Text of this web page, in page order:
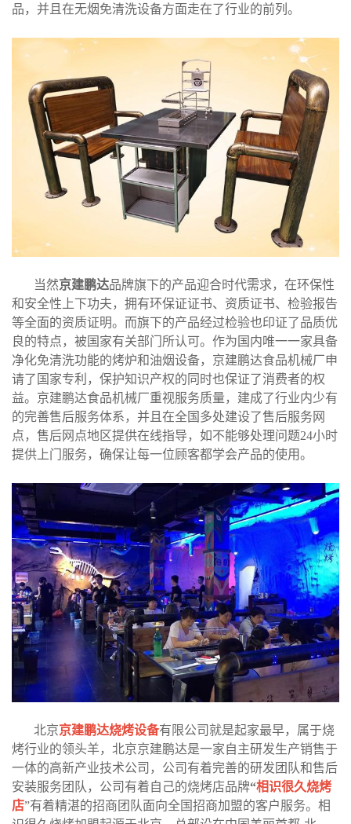
品，并且在无烟免清洗设备方面走在了行业的前列。
当然京建鹏达品牌旗下的产品迎合时代需求，在环保性
和安全性上下功夫，拥有环保证证书、资质证书、检验报告
等全面的资质证明。而旗下的产品经过检验也印证了品质优
良的特点，被国家有关部门所认可。作为国内唯一一家具备
净化免清洗功能的烤炉和油烟设备，京建鹏达食品机械厂申
请了国家专利，保护知识产权的同时也保证了消费者的权
益。京建鹏达食品机械厂重视服务质量，建成了行业内少有
的完善售后服务体系，并且在全国多处建设了售后服务网
点，售后网点地区提供在线指导，如不能够处理问题24小时
提供上门服务，确保让每一位顾客都学会产品的使用。
北京京建鹏达烧烤设备有限公司就是起家最早，属于烧
烤行业的领头羊，北京京建鹏达是一家自主研发生产销售于
一体的高新产业技术公司，公司有着完善的研发团队和售后
安装服务团队，公司有着自己的烧烤店品牌“相识很久烧烤
店”有着精湛的招商团队面向全国招商加盟的客户服务。相